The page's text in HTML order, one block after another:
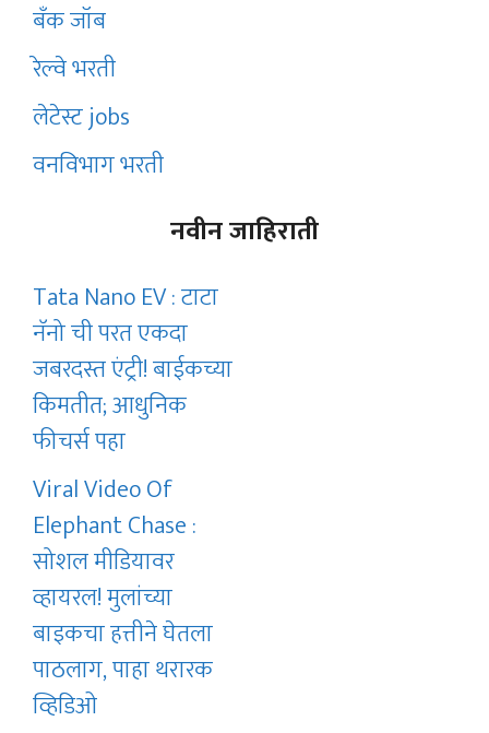
बँक जॉब
रेल्वे भरती
लेटेस्ट jobs
वनविभाग भरती
नवीन जाहिराती
Tata Nano EV : टाटा
नॅनो ची परत एकदा
जबरदस्त एंट्री! बाईकच्या
किमतीत; आधुनिक
फीचर्स पहा
Viral Video Of
Elephant Chase :
सोशल मीडियावर
व्हायरल! मुलांच्या
बाइकचा हत्तीने घेतला
पाठलाग, पाहा थरारक
व्हिडिओ